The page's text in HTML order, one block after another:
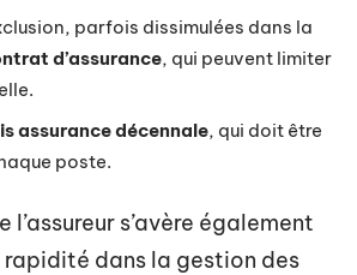
parfois dissimulées dans la
d’assurance, qui peuvent limiter
assurance décennale, qui doit être
poste.
s’avère également
dans la gestion des